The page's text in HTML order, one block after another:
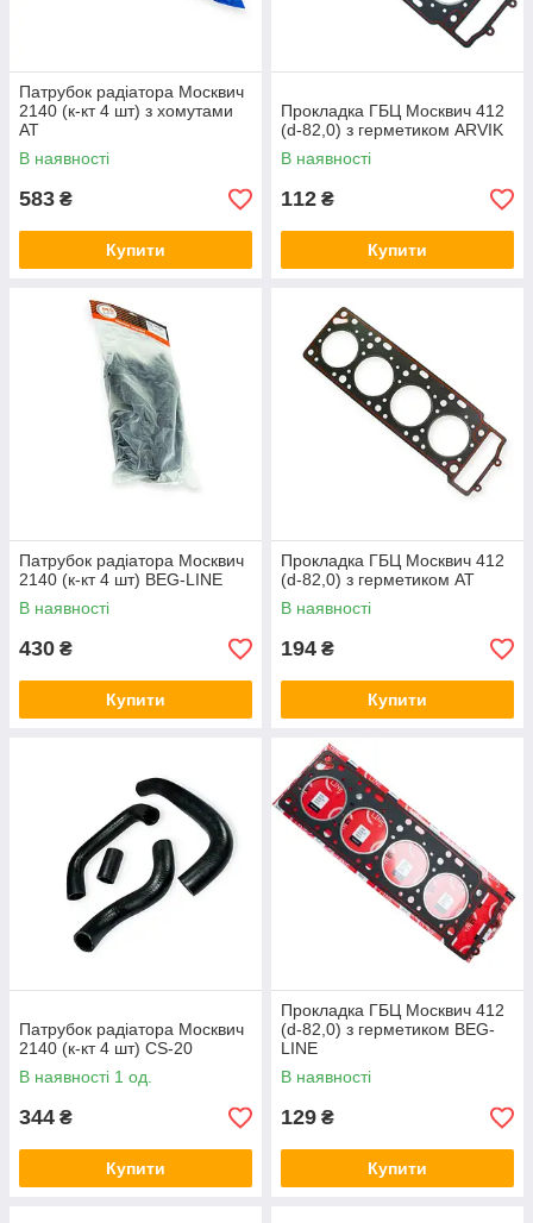
Патрубок радіатора Москвич
2140 (к-кт 4 шт) з хомутами
AT
В наявності
583 ₴
Купити
Прокладка ГБЦ Москвич 412
(d-82,0) з герметиком ARVIK
В наявності
112 ₴
Купити
Патрубок радіатора Москвич
2140 (к-кт 4 шт) BEG-LINE
В наявності
430 ₴
Купити
Прокладка ГБЦ Москвич 412
(d-82,0) з герметиком AT
В наявності
194 ₴
Купити
Патрубок радіатора Москвич
2140 (к-кт 4 шт) CS-20
В наявності 1 од.
344 ₴
Купити
Прокладка ГБЦ Москвич 412
(d-82,0) з герметиком BEG-
LINE
В наявності
129 ₴
Купити